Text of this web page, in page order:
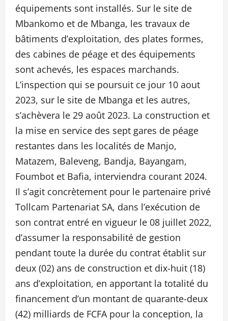
équipements sont installés. Sur le site de
Mbankomo et de Mbanga, les travaux de
bâtiments d’exploitation, des plates formes,
des cabines de péage et des équipements
sont achevés, les espaces marchands.
L’inspection qui se poursuit ce jour 10 aout
2023, sur le site de Mbanga et les autres,
s’achèvera le 29 août 2023. La construction et
la mise en service des sept gares de péage
restantes dans les localités de Manjo,
Matazem, Baleveng, Bandja, Bayangam,
Foumbot et Bafia, interviendra courant 2024.
Il s’agit concrètement pour le partenaire privé
Tollcam Partenariat SA, dans l’exécution de
son contrat entré en vigueur le 08 juillet 2022,
d’assumer la responsabilité de gestion
pendant toute la durée du contrat établit sur
deux (02) ans de construction et dix-huit (18)
ans d’exploitation, en apportant la totalité du
financement d’un montant de quarante-deux
(42) milliards de FCFA pour la conception, la